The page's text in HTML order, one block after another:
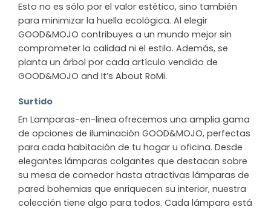
Esto no es sólo por el valor estético, sino también
para minimizar la huella ecológica. Al elegir
GOOD&MOJO contribuyes a un mundo mejor sin
comprometer la calidad ni el estilo. Además, se
planta un árbol por cada artículo vendido de
GOOD&MOJO and It’s About RoMi.
Surtido
En Lamparas-en-linea ofrecemos una amplia gama
de opciones de iluminación GOOD&MOJO, perfectas
para cada habitación de tu hogar u oficina. Desde
elegantes lámparas colgantes que destacan sobre
su mesa de comedor hasta atractivas lámparas de
pared bohemias que enriquecen su interior, nuestra
colección tiene algo para todos. Cada lámpara está